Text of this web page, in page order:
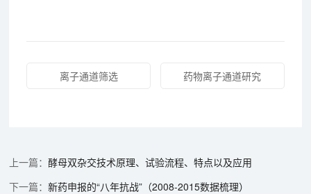
离子通道筛选 药物离子通道研究
酵母双杂交技术原理、试验流程、特点以及应用
新药申报的“八年抗战”（2008-2015数据梳理）